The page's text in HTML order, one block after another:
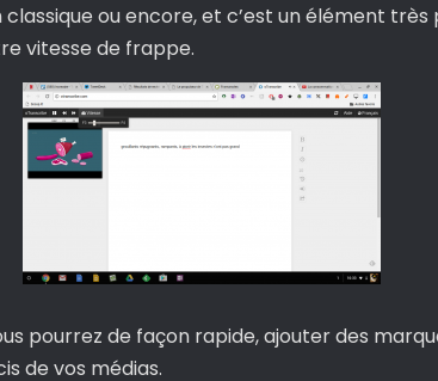
ou encore, et c’est un élément
vitesse de frappe.
pourrez de façon rapide, ajouter des
de vos médias.